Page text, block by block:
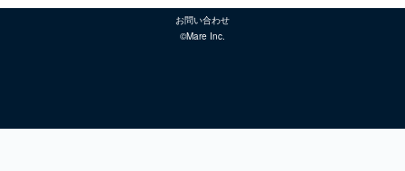
お問い合わせ
©Mare Inc.